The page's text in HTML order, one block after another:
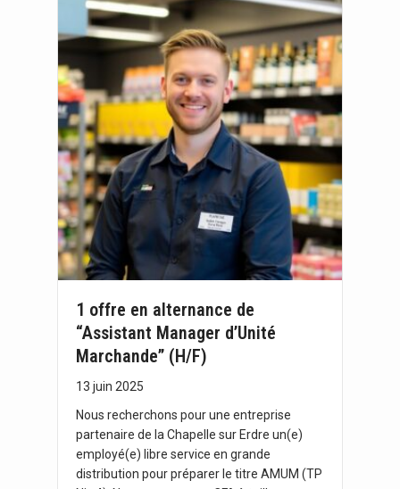
1 offre en alternance de
“Assistant Manager d’Unité
Marchande” (H/F)
13 juin 2025
Nous recherchons pour une entreprise
partenaire de la Chapelle sur Erdre un(e)
employé(e) libre service en grande
distribution pour préparer le titre AMUM (TP